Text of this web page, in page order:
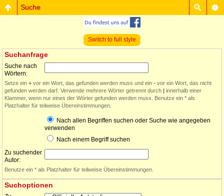
Suche
Switch to full style
Suchanfrage
Suche nach
Wörtern:
Setze ein + vor ein Wort, das gefunden werden muss und ein - vor ein Wort, das nicht
gefunden werden darf. Verwende mehrere Wörter getrennt durch | innerhalb einer
Klammer, wenn nur eines der Wörter gefunden werden muss. Benutze ein * als
Platzhalter für teilweise Übereinstimmungen.
Nach allen Begriffen suchen oder Suche wie angegeben
verwenden
Nach einem Begriff suchen
Zu suchender
Autor:
Benutze ein * als Platzhalter für teilweise Übereinstimmungen.
Suchoptionen